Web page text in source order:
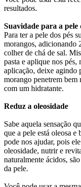
resultados.
Suavidade para a pele
Para ter a pele dos pés
morangos, adicionando
colher de chá de sal.
pasta e aplique nos pés,
aplicação, deixe agindo
morango penetrem bem
com um hidratante.
Reduz a oleosidade
Sabe aquela sensação
que a pele está oleosa
pode nos ajudar, pois
oleosidade, nutrir e
naturalmente ácidos,
da pele.